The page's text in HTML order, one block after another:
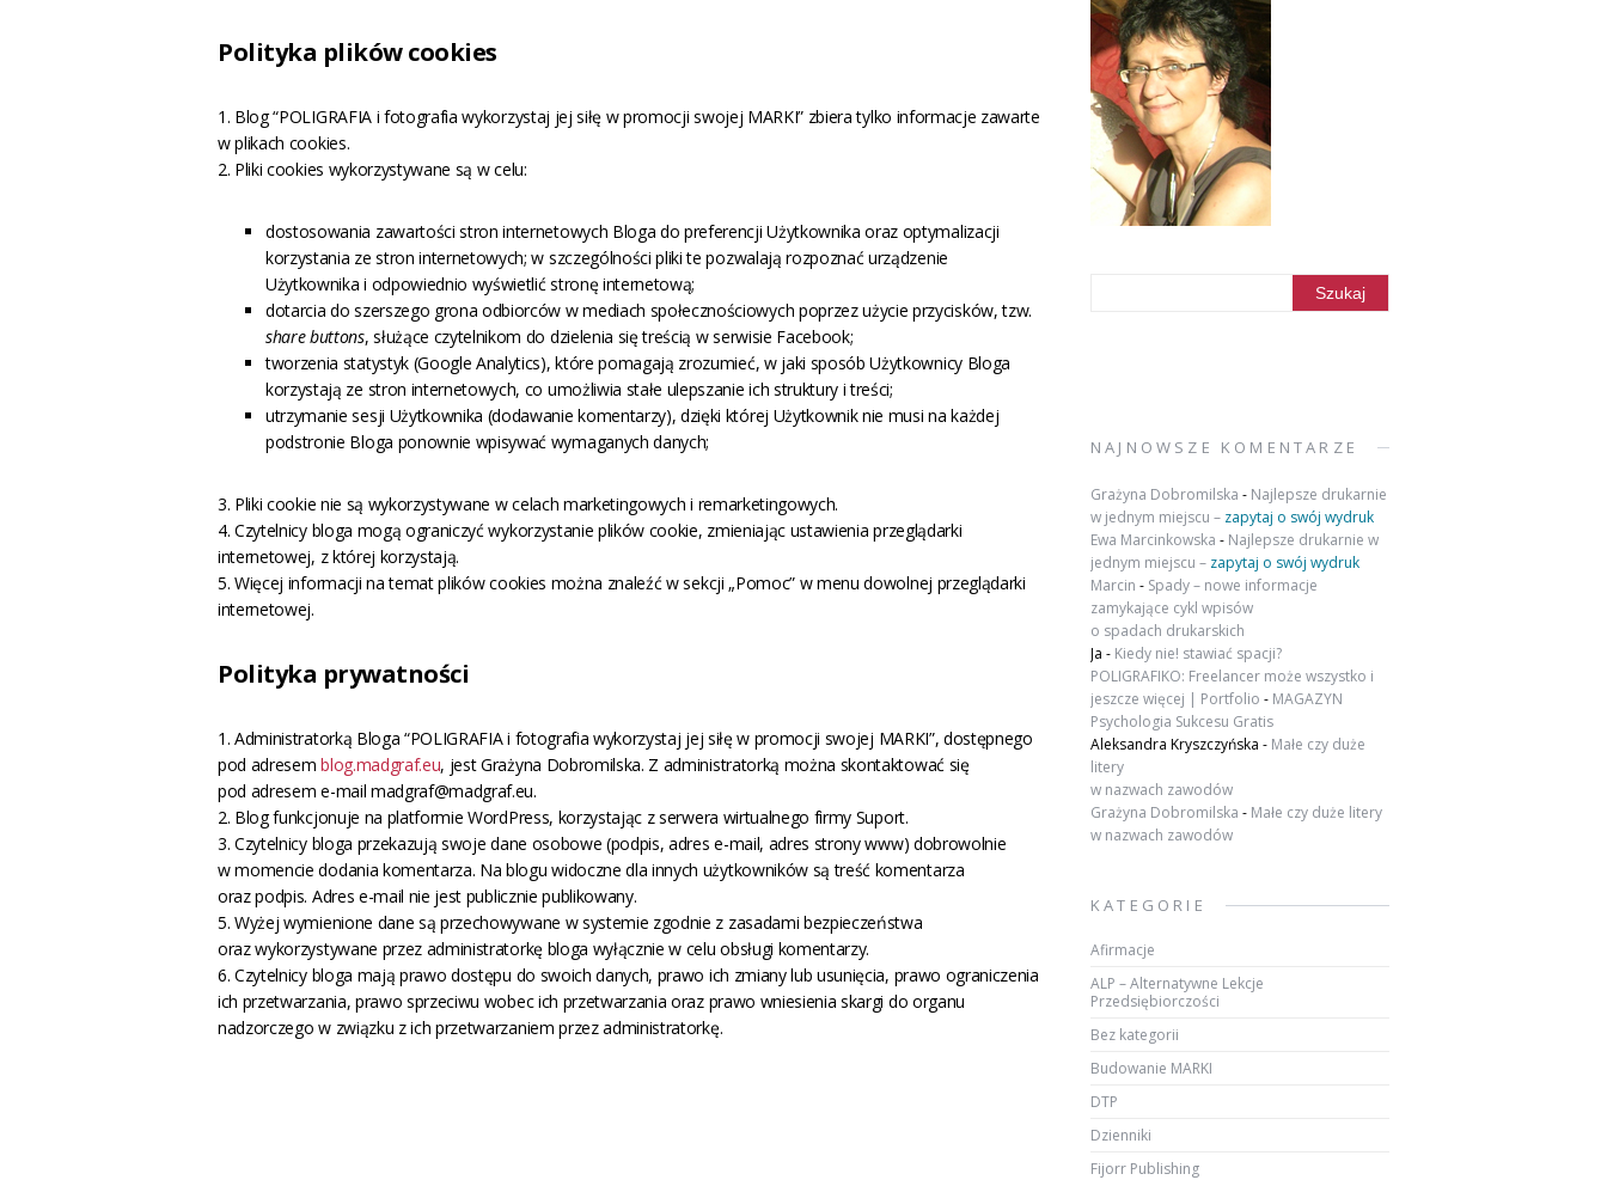
Polityka plików cookies
1. Blog “POLIGRAFIA i fotografia wykorzystaj jej siłę w promocji swojej MARKI” zbiera tylko informacje zawarte
w plikach cookies.
2. Pliki cookies wykorzystywane są w celu:
dostosowania zawartości stron internetowych Bloga do preferencji Użytkownika oraz optymalizacji
korzystania ze stron internetowych; w szczególności pliki te pozwalają rozpoznać urządzenie
Użytkownika i odpowiednio wyświetlić stronę internetową;
dotarcia do szerszego grona odbiorców w mediach społecznościowych poprzez użycie przycisków, tzw.
share buttons, służące czytelnikom do dzielenia się treścią w serwisie Facebook;
tworzenia statystyk (Google Analytics), które pomagają zrozumieć, w jaki sposób Użytkownicy Bloga
korzystają ze stron internetowych, co umożliwia stałe ulepszanie ich struktury i treści;
utrzymanie sesji Użytkownika (dodawanie komentarzy), dzięki której Użytkownik nie musi na każdej
podstronie Bloga ponownie wpisywać wymaganych danych;
3. Pliki cookie nie są wykorzystywane w celach marketingowych i remarketingowych.
4. Czytelnicy bloga mogą ograniczyć wykorzystanie plików cookie, zmieniając ustawienia przeglądarki
internetowej, z której korzystają.
5. Więcej informacji na temat plików cookies można znaleźć w sekcji „Pomoc” w menu dowolnej przeglądarki
internetowej.
Polityka prywatności
1. Administratorką Bloga “POLIGRAFIA i fotografia wykorzystaj jej siłę w promocji swojej MARKI”, dostępnego
pod adresemblog.madgraf.eu, jest Grażyna Dobromilska. Z administratorką można skontaktować się
pod adresem e-mail madgraf@madgraf.eu.
2. Blog funkcjonuje na platformie WordPress, korzystając z serwera wirtualnego firmy Suport.
3. Czytelnicy bloga przekazują swoje dane osobowe (podpis, adres e-mail, adres strony www) dobrowolnie
w momencie dodania komentarza. Na blogu widoczne dla innych użytkowników są treść komentarza
oraz podpis. Adres e-mail nie jest publicznie publikowany.
5. Wyżej wymienione dane są przechowywane w systemie zgodnie z zasadami bezpieczeństwa
oraz wykorzystywane przez administratorkę bloga wyłącznie w celu obsługi komentarzy.
6. Czytelnicy bloga mają prawo dostępu do swoich danych, prawo ich zmiany lub usunięcia, prawo ograniczenia
ich przetwarzania, prawo sprzeciwu wobec ich przetwarzania oraz prawo wniesienia skargi do organu
nadzorczego w związku z ich przetwarzaniem przez administratorkę.
NAJNOWSZE KOMENTARZE
Grażyna Dobromilska - Najlepsze drukarnie
w jednym miejscu – zapytaj o swój wydruk
Ewa Marcinkowska - Najlepsze drukarnie w
jednym miejscu – zapytaj o swój wydruk
Marcin - Spady – nowe informacje
zamykające cykl wpisów
o spadach drukarskich
Ja - Kiedy nie! stawiać spacji?
POLIGRAFIKO: Freelancer może wszystko i
jeszcze więcej | Portfolio - MAGAZYN
Psychologia Sukcesu Gratis
Aleksandra Kryszczyńska - Małe czy duże
litery
w nazwach zawodów
Grażyna Dobromilska - Małe czy duże litery
w nazwach zawodów
KATEGORIE
Afirmacje
ALP – Alternatywne Lekcje
Przedsiębiorczości
Bez kategorii
Budowanie MARKI
DTP
Dzienniki
Fijorr Publishing